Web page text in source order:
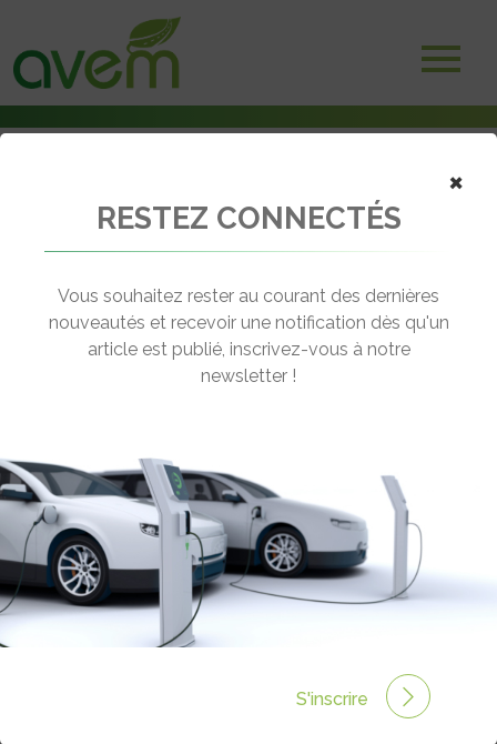
La start-up AutoPlug signe un partenariat avec le Mondial de l’Auto
← Revenir aux actualités
PARTENARIAT AVEC LE MONDIAL DE
L’AUTO
Rédigé par Communication de l'adhérent le 18 Oct 2022 à 17:19
0 commentaires
×
RESTEZ CONNECTÉS
Vous souhaitez rester au courant des dernières
nouveautés et recevoir une notification dès qu'un
article est publié, inscrivez-vous à notre
newsletter !
S'inscrire